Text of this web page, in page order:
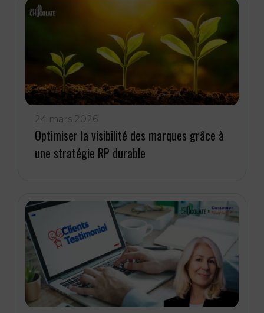
24 mars 2026
Optimiser la visibilité des marques grâce à
une stratégie RP durable